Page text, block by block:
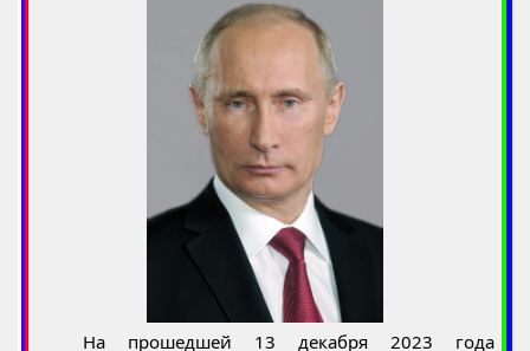
На прошедшей 13 декабря 2023 года